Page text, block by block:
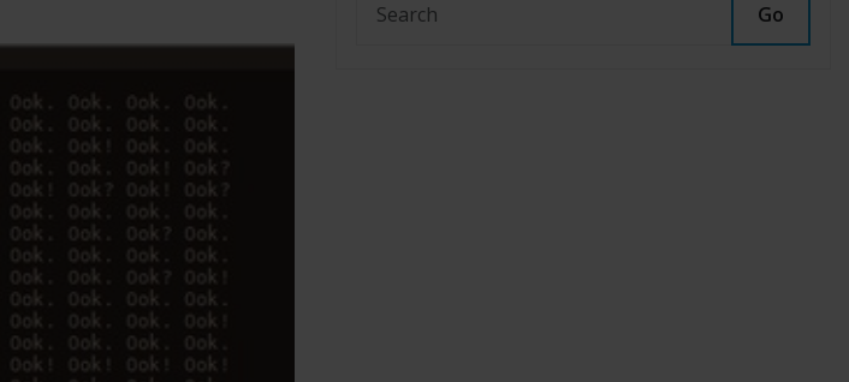
Go